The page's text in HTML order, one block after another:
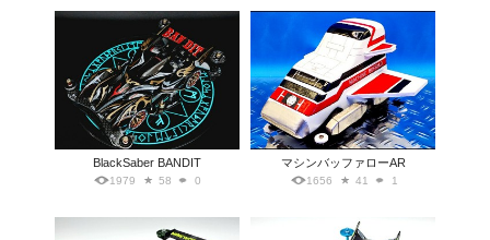
BlackSaber BANDIT
1979 58 0
マシンバッファローAR
1656 41 1